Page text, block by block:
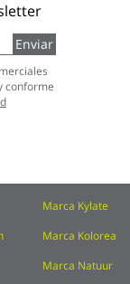
Enviar
conforme
Marca Kylate
Marca Kolorea
Marca Natuur